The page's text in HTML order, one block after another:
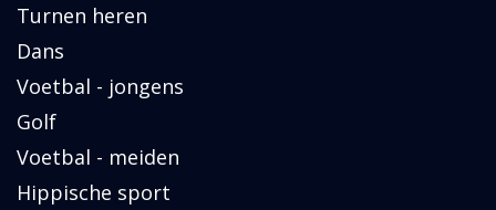
Turnen heren
Dans
Voetbal - jongens
Golf
Voetbal - meiden
Hippische sport